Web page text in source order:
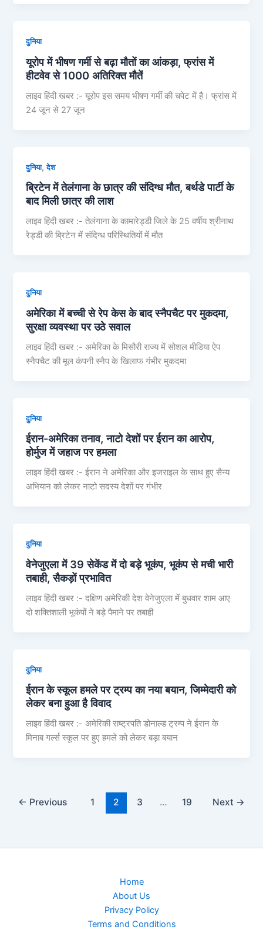
दुनिया
यूरोप में भीषण गर्मी से बढ़ा मौतों का आंकड़ा, फ्रांस में
हीटवेव से 1000 अतिरिक्त मौतें
लाइव हिंदी खबर :- यूरोप इस समय भीषण गर्मी की चपेट में है। फ्रांस में
24 जून से 27 जून
दुनिया,देश
ब्रिटेन में तेलंगाना के छात्र की संदिग्ध मौत, बर्थडे पार्टी के
बाद मिली छात्र की लाश
लाइव हिंदी खबर :- तेलंगाना के कामारेड्डी जिले के 25 वर्षीय श्रीनाथ
रेड्डी की ब्रिटेन में संदिग्ध परिस्थितियों में मौत
दुनिया
अमेरिका में बच्ची से रेप केस के बाद स्नैपचैट पर मुकदमा,
सुरक्षा व्यवस्था पर उठे सवाल
लाइव हिंदी खबर :- अमेरिका के मिसौरी राज्य में सोशल मीडिया ऐप
स्नैपचैट की मूल कंपनी स्नैप के खिलाफ गंभीर मुकदमा
दुनिया
ईरान-अमेरिका तनाव, नाटो देशों पर ईरान का आरोप,
होर्मुज में जहाज पर हमला
लाइव हिंदी खबर :- ईरान ने अमेरिका और इजराइल के साथ हुए सैन्य
अभियान को लेकर नाटो सदस्य देशों पर गंभीर
दुनिया
वेनेजुएला में 39 सेकेंड में दो बड़े भूकंप, भूकंप से मची भारी
तबाही, सैकड़ों प्रभावित
लाइव हिंदी खबर :- दक्षिण अमेरिकी देश वेनेजुएला में बुधवार शाम आए
दो शक्तिशाली भूकंपों ने बड़े पैमाने पर तबाही
दुनिया
ईरान के स्कूल हमले पर ट्रम्प का नया बयान, जिम्मेदारी को
लेकर बना हुआ है विवाद
लाइव हिंदी खबर :- अमेरिकी राष्ट्रपति डोनाल्ड ट्रम्प ने ईरान के
मिनाब गर्ल्स स्कूल पर हुए हमले को लेकर बड़ा बयान
← Previous 1 2 3 … 19 Next →
Home
About Us
Privacy Policy
Terms and Conditions